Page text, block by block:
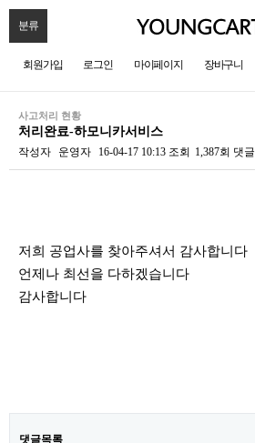
분류
회원가입 로그인 마이페이지 장바구니
사고처리 현황
처리완료-하모니카서비스
작성자 운영자 16-04-17 10:13 조회 1,387회 댓글
저희 공업사를 찾아주셔서 감사합니다
언제나 최선을 다하겠습니다
감사합니다
댓글목록